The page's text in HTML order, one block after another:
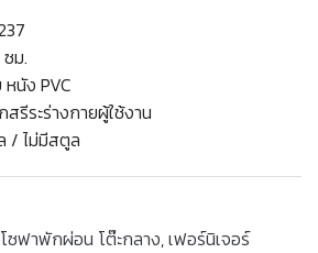
ม.
นัง PVC
สรีระร่างกายผู้ใช้งาน
/ ไม่มีสตูล
ซฟาพักผ่อน โต๊ะกลาง,เฟอร์นิเจอร์